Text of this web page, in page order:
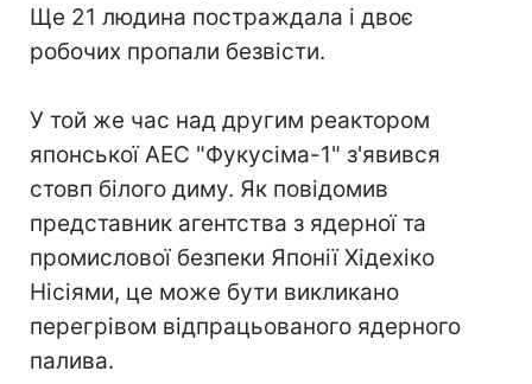
Ще 21 людина постраждала і двоє
робочих пропали безвісти.
У той же час над другим реактором
японської АЕС "Фукусіма-1" з'явився
стовп білого диму. Як повідомив
представник агентства з ядерної та
промислової безпеки Японії Хідехіко
Нісіями, це може бути викликано
перегрівом відпрацьованого ядерного
палива.